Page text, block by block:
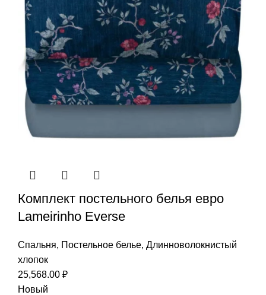
Комплект постельного белья евро
Lameirinho Everse
Спальня, Постельное белье, Длинноволокнистый
хлопок
25,568.00 ₽
Новый